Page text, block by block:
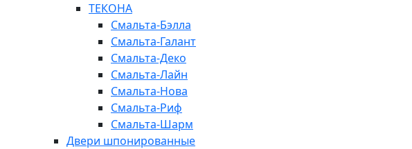
ТЕКОНА
Смальта-Бэлла
Смальта-Галант
Смальта-Деко
Смальта-Лайн
Смальта-Нова
Смальта-Риф
Смальта-Шарм
Двери шпонированные